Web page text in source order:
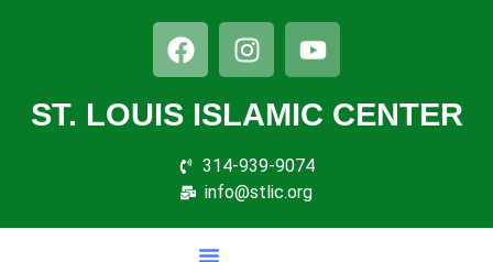
ST. LOUIS ISLAMIC CENTER
314-939-9074
info@stlic.org